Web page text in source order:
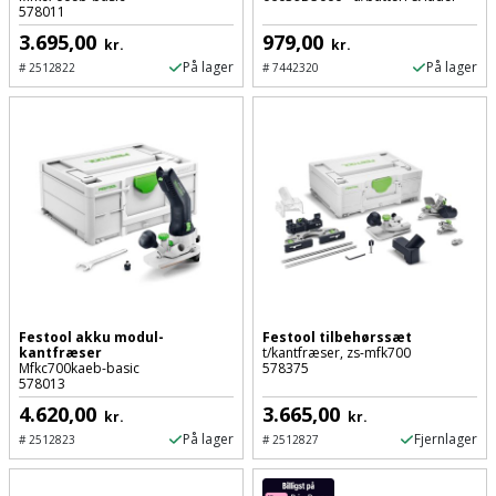
terrassebrædder
Lecablokke
og
Lofter
Lofttrapper
Murpap
og
murfolie
Mursten
Høvl
Kloakrenser
Kniv
hobbykniv
Koben
Kridtsnor
Lærlingesæt
Detektor
Diamantskæremaskine
Diamantslibertilbehør
Dykkerpistol
Dyksav
Excenterslibertilbehør
Fedtsprøjte
Flamingoskærer
Robotplæneklipper
Robotplæneklipper
Vandpumpe
Vertikalskærer
Vinduesvasker
Drivhustilbehør
Elartikler
hus
have
Fuglefoderhus
Garderobe
opbevaring
Gavekort
Grill
578011
3.695,00 kr.
#2512822 På lager
979,00 kr.
#7442320 På lager
Festool akku modul-
kantfræser
Mfkc700kaeb-basic
578013
4.620,00 kr.
#2512823 På lager
Festool tilbehørssæt
t/kantfræser, zs-mfk700
578375
3.665,00 kr.
#2512827 Fjernlager